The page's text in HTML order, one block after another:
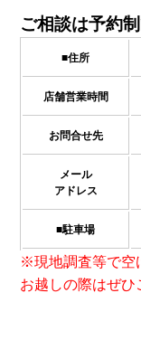
ご相談は予約制
■住所
店舗営業時間
お問合せ先
メール
アドレス
■駐車場
※現地調査等で空
お越しの際はぜひ